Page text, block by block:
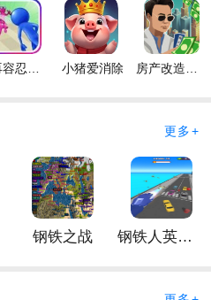
游玩法，在太阳系中来回穿
太阳系星球主题
时间摧毁星球
法，找到致命弱点
始时可以获得大量达到上限
不再容忍手游 小猪爱消除 房产改造王游戏手机版手游
更多+
钢铁之战 钢铁人英雄3D